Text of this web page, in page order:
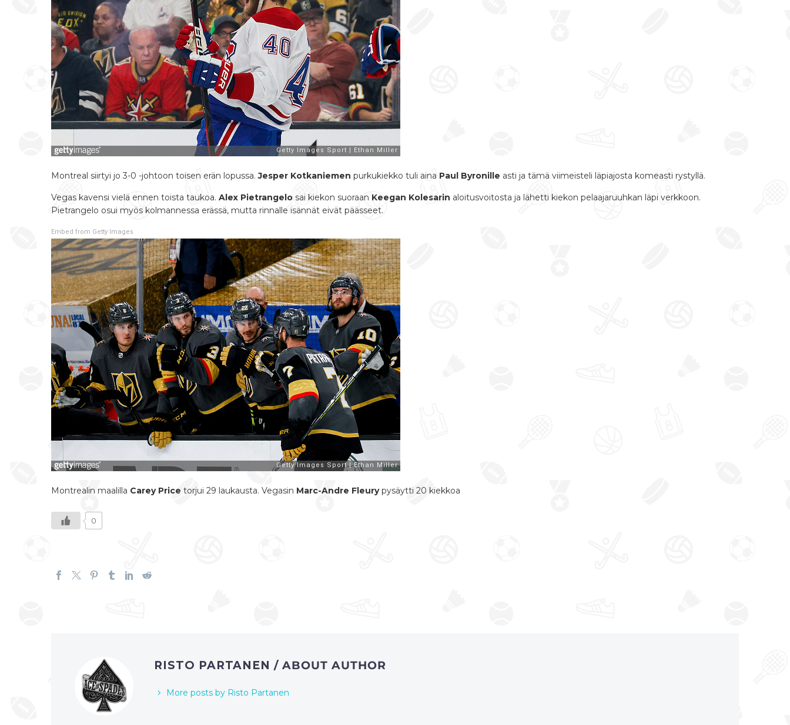
Montreal siirtyi jo 3-0 -johtoon toisen erän lopussa.Jesper Kotkaniemen purkukiekko tuli aina Paul Byronille asti ja tämä viimeisteli läpiajosta komeasti rystyllä.
Vegas kavensi vielä ennen toista taukoa. Alex Pietrangelo sai kiekon suoraan Keegan Kolesarin aloitusvoitosta ja lähetti kiekon pelaajaruuhkan läpi verkkoon.
Pietrangelo osui myös kolmannessa erässä, mutta rinnalle isännät eivät päässeet.
Embed from Getty Images
Montrealin maalilla Carey Price torjui 29 laukausta. Vegasin Marc-Andre Fleurypysäytti 20 kiekkoa
0
RISTO PARTANEN/ ABOUT AUTHOR
More posts by Risto Partanen